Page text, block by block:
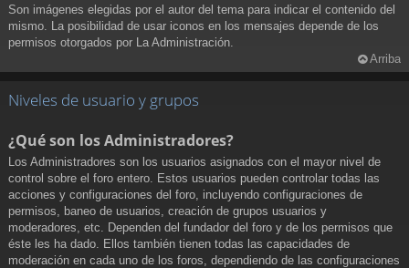
Son imágenes elegidas por el autor del tema para indicar el contenido del
mismo. La posibilidad de usar iconos en los mensajes depende de los
permisos otorgados por La Administración.
Arriba
Niveles de usuario y grupos
¿Qué son los Administradores?
Los Administradores son los usuarios asignados con el mayor nivel de
control sobre el foro entero. Estos usuarios pueden controlar todas las
acciones y configuraciones del foro, incluyendo configuraciones de
permisos, baneo de usuarios, creación de grupos usuarios y
moderadores, etc. Dependen del fundador del foro y de los permisos que
éste les ha dado. Ellos también tienen todas las capacidades de
moderación en cada uno de los foros, dependiendo de las configuraciones